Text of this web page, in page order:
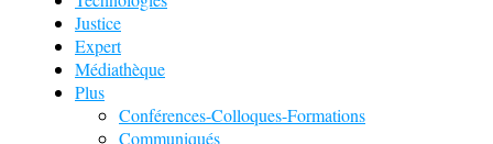
Justice
Expert
Médiathèque
Plus
Conférences-Colloques-Formations
Communiqués